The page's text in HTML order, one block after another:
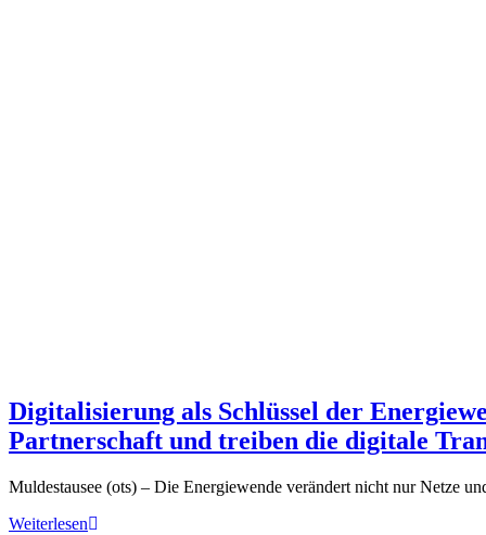
Digitalisierung als Schlüssel der
Partnerschaft und treiben die digitale
Muldestausee (ots) – Die Energiewende verändert nicht nur Netze
Weiterlesen